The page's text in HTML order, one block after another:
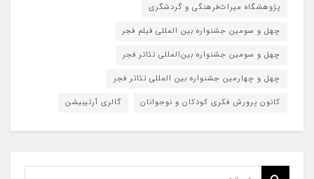
پژوهشگاه میراث‌فرهنگی و گردشگری
چهل و سومین جشنواره بین المللی فیلم فجر
چهل و سومین جشنواره بین‌المللی تئاتر فجر
چهل و چهارمین جشنواره بین المللی تئاتر فجر
کانون پرورش فکری کودکان و نوجوانان
گالری آرتیبیشن